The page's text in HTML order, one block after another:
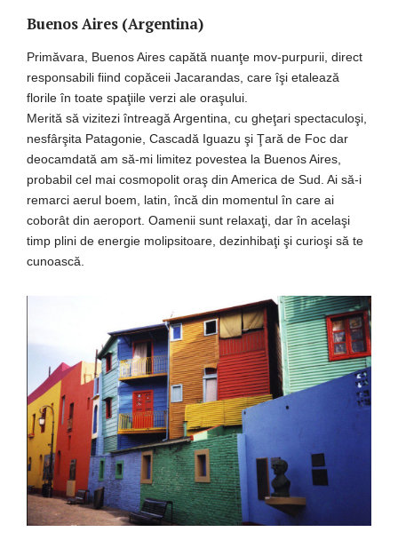
Buenos Aires (Argentina)
Primăvara, Buenos Aires capătă nuanţe mov-purpurii, direct
responsabili fiind copăceii Jacarandas, care îşi etalează
florile în toate spaţiile verzi ale oraşului.
Merită să vizitezi întreagă Argentina, cu gheţari spectaculoşi,
nesfârşita Patagonie, Cascadă Iguazu şi Ţară de Foc dar
deocamdată am să-mi limitez povestea la Buenos Aires,
probabil cel mai cosmopolit oraş din America de Sud. Ai să-i
remarci aerul boem, latin, încă din momentul în care ai
coborât din aeroport. Oamenii sunt relaxaţi, dar în acelaşi
timp plini de energie molipsitoare, dezinhibaţi şi curioşi să te
cunoască.